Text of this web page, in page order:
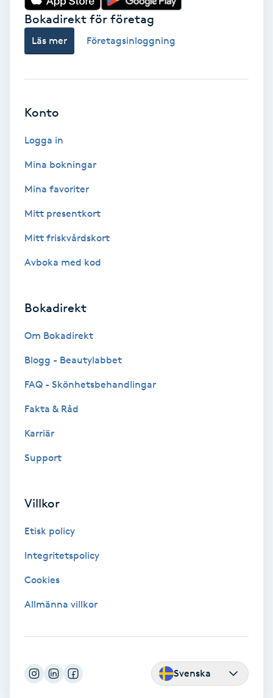
Brynplockning
Bröllopsuppsättning
Cryoterapi
Damklippning
Diamantslipning
Enzympeeling
Eyeliner-tatuering
Face framing
Fet hårbotten
Fillers
Bokadirekt för företag
Läs mer Företagsinloggning
Konto
Logga in
Mina bokningar
Mina favoriter
Mitt presentkort
Mitt friskvårdskort
Avboka med kod
Bokadirekt
Om Bokadirekt
Blogg - Beautylabbet
FAQ - Skönhetsbehandlingar
Fakta & Råd
Karriär
Support
Villkor
Etisk policy
Integritetspolicy
Cookies
Allmänna villkor
Svenska